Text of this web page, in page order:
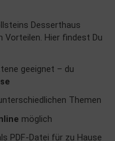
Desserthaus
Hier findest Du
geeignet – du
Themen
möglich
PDF-Datei für zu Hause